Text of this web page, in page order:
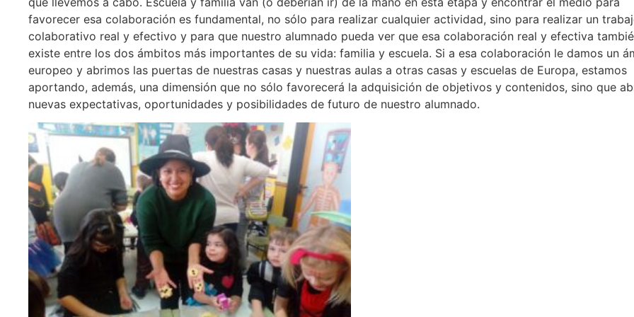
favorecer esa colaboración es fundamental, no sólo para realizar cualquier actividad, sino para realizar un
colaborativo real y efectivo y para que nuestro alumnado pueda ver que esa colaboración real y efectiva
existe entre los dos ámbitos más importantes de su vida: familia y escuela. Si a esa colaboración le damos un
europeo y abrimos las puertas de nuestras casas y nuestras aulas a otras casas y escuelas de Europa, estamos
aportando, además, una dimensión que no sólo favorecerá la adquisición de objetivos y contenidos, sino que
nuevas expectativas, oportunidades y posibilidades de futuro de nuestro alumnado.